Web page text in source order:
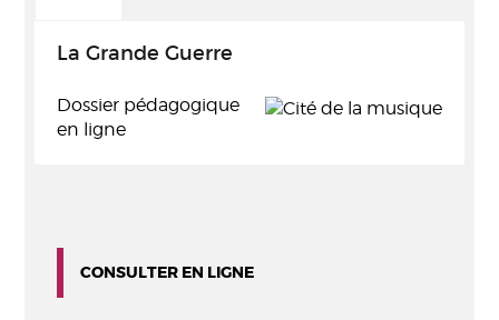
La Grande Guerre
Dossier pédagogique
en ligne
CONSULTER EN LIGNE